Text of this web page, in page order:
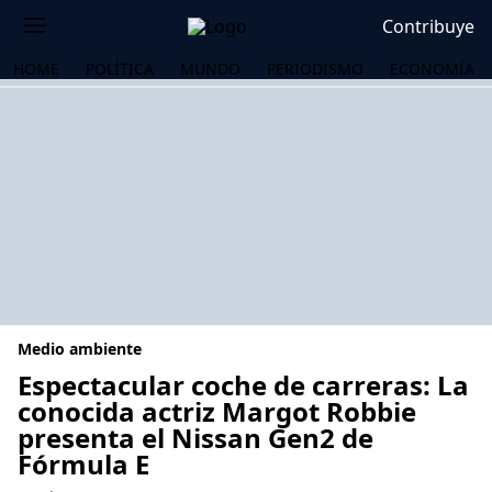
Contribuye
HOME POLÍTICA MUNDO PERIODISMO ECONOMÍA
Medio ambiente
Espectacular coche de carreras: La
conocida actriz Margot Robbie
presenta el Nissan Gen2 de
Fórmula E